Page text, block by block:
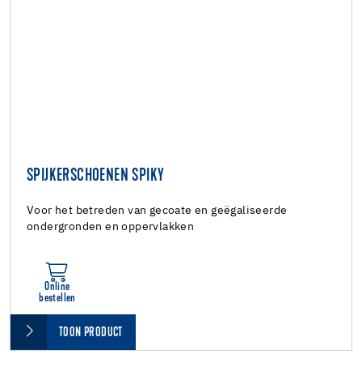
SPIJKERSCHOENEN SPIKY
Voor het betreden van gecoate en geëgaliseerde
ondergronden en oppervlakken
Online
bestellen
TOON PRODUCT